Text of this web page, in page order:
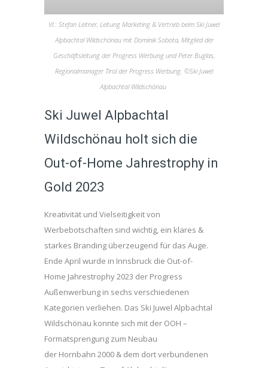
Vl.: Stefan Leitner, Leitung Marketing & Vertrieb beim Ski Juwel
Alpbachtal Wildschönau mit Dominik Sobota, Mitglied der
Geschäftsleitung der Progress Werbung und Peter Buglas,
Regionalmanager Tirol der Progress Werbung. ©Ski Juwel
Alpbachtal Wildschönau
Ski Juwel Alpbachtal
Wildschönau holt sich die
Out-of-Home Jahrestrophy in
Gold 2023
Kreativität und Vielseitigkeit von
Werbebotschaften sind wichtig, ein klares &
starkes Branding überzeugend für das Auge.
Ende April wurde in Innsbruck die Out-of-
Home Jahrestrophy 2023 der Progress
Außenwerbung in sechs verschiedenen
Kategorien verliehen. Das Ski Juwel Alpbachtal
Wildschönau konnte sich mit der OOH –
Formatsprengung zum Neubau
der Hornbahn 2000 & dem dort verbundenen